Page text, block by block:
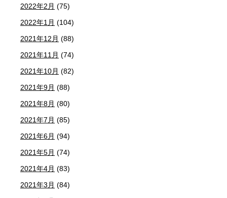
2022年2月 (75)
2022年1月 (104)
2021年12月 (88)
2021年11月 (74)
2021年10月 (82)
2021年9月 (88)
2021年8月 (80)
2021年7月 (85)
2021年6月 (94)
2021年5月 (74)
2021年4月 (83)
2021年3月 (84)